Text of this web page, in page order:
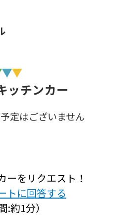
ッチンカー
定はございません
ーをリクエスト！
トに回答する
:約1分）